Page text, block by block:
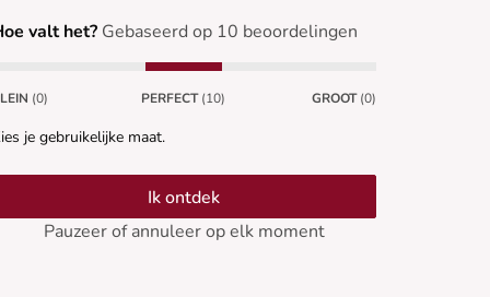
valt het? Gebaseerd op 10 beoordelingen
(0) PERFECT (10) GROOT (0)
je gebruikelijke maat.
Ik ontdek
Pauzeer of annuleer op elk moment